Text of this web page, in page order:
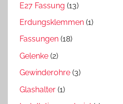
E27 Fassung (13)
Erdungsklemmen (1)
Fassungen (18)
Gelenke (2)
Gewinderohre (3)
Glashalter (1)